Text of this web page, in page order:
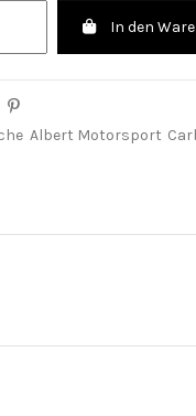
In den
Albert Motorsport